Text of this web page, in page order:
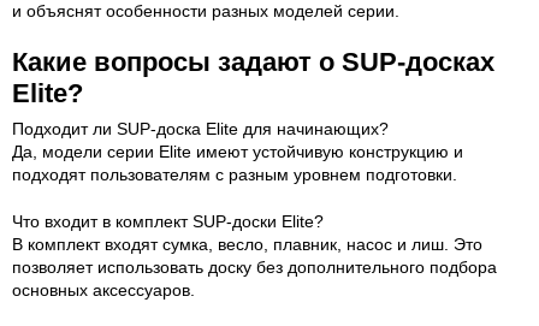
и объяснят особенности разных моделей серии.
Какие вопросы задают о SUP-досках
Elite?
Подходит ли SUP-доска Elite для начинающих?
Да, модели серии Elite имеют устойчивую конструкцию и
подходят пользователям с разным уровнем подготовки.
Что входит в комплект SUP-доски Elite?
В комплект входят сумка, весло, плавник, насос и лиш. Это
позволяет использовать доску без дополнительного подбора
основных аксессуаров.